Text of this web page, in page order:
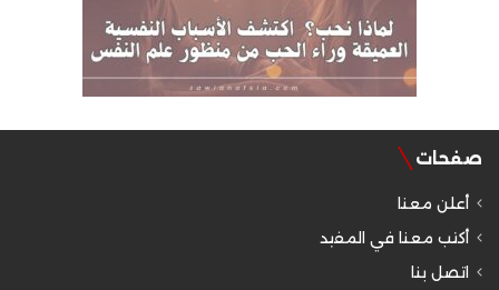
صفحات
أعلن معنا
أكتب معنا في المفيد
اتصل بنا